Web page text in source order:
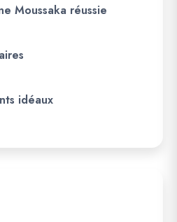
Moussaka réussie
idéaux